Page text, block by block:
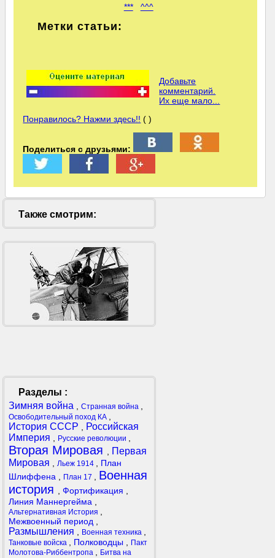
*** ^^^
Метки статьи:
Добавьте
комментарий.
Их еще мало...
Понравилось? Нажми здесь!! ( )
Поделиться с друзьями:
Также смотрим:
Разделы :
Зимняя война
Странная война
Освободительный поход КА
История СССР
Российская
Империя
Русские революции
Вторая Мировая
Первая
Мировая
Льеж 1914
План
Шлиффена
План 17
Военная
история
Фортификация
Линия Маннергейма
Альтернативная История
Межвоенный период
Размышления Военная техника
Танковые войска Полководцы
Пакт
Молотова-Риббентропа
Битва на